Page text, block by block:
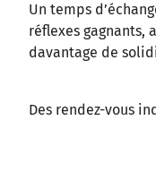
Un temps
réflexes gagnants,
davantage de
Des rendez-vous